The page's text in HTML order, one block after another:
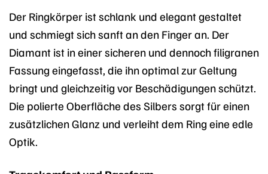
Der Ringkörper ist schlank und elegant gestaltet
und schmiegt sich sanft an den Finger an. Der
Diamant ist in einer sicheren und dennoch filigranen
Fassung eingefasst, die ihn optimal zur Geltung
bringt und gleichzeitig vor Beschädigungen schützt.
Die polierte Oberfläche des Silbers sorgt für einen
zusätzlichen Glanz und verleiht dem Ring eine edle
Optik.